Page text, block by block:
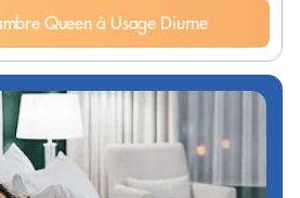
Queen à Usage Diurne